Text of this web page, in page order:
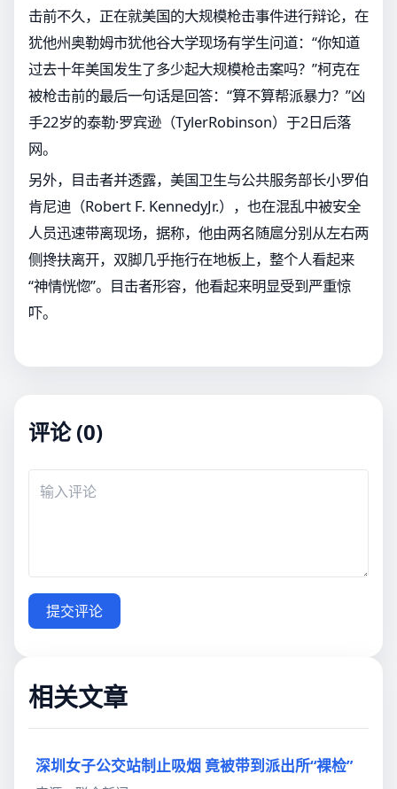
击前不久，正在就美国的大规模枪击事件进行辩论，在
犹他州奥勒姆市犹他谷大学现场有学生问道：“你知道
过去十年美国发生了多少起大规模枪击案吗？”柯克在
被枪击前的最后一句话是回答：“算不算帮派暴力？”凶
手22岁的泰勒·罗宾逊（TylerRobinson）于2日后落
网。
另外，目击者并透露，美国卫生与公共服务部长小罗伯
肯尼迪（Robert F. KennedyJr.），也在混乱中被安全
人员迅速带离现场，据称，他由两名随扈分别从左右两
侧搀扶离开，双脚几乎拖行在地板上，整个人看起来
“神情恍惚”。目击者形容，他看起来明显受到严重惊
吓。
评论 (0)
提交评论
相关文章
深圳女子公交站制止吸烟 竟被带到派出所“裸检”